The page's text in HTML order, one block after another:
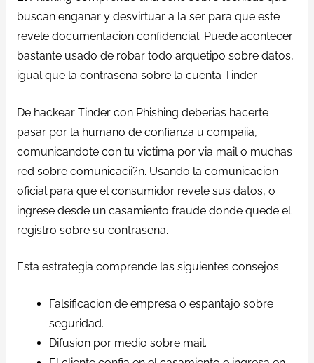
buscan enganar y desvirtuar a la ser para que este
revele documentacion confidencial. Puede acontecer
bastante usado de robar todo arquetipo sobre datos,
igual que la contrasena sobre la cuenta Tinder.
De hackear Tinder con Phishing deberias hacerte
pasar por la humano de confianza u compaiia,
comunicandote con tu victima por via mail o muchas
red sobre comunicacii?n. Usando la comunicacion
oficial para que el consumidor revele sus datos, o
ingrese desde un casamiento fraude donde quede el
registro sobre su contrasena.
Esta estrategia comprende las siguientes consejos:
Falsificacion de empresa o espantajo sobre
seguridad.
Difusion por medio sobre mail.